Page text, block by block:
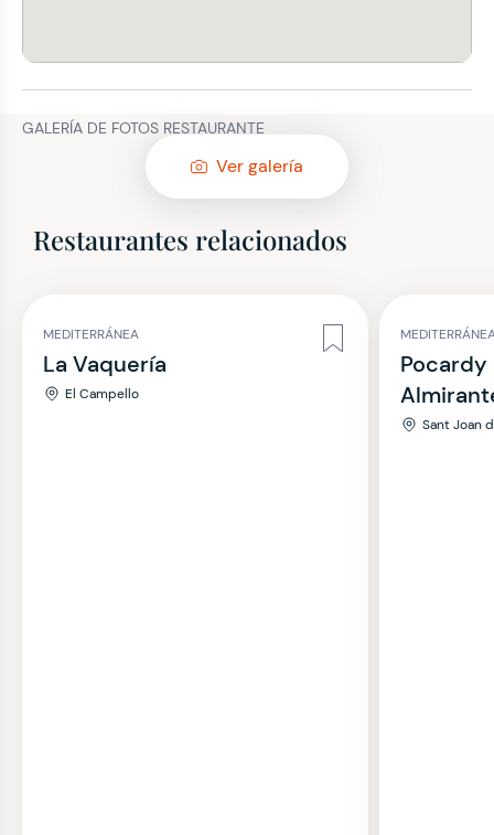
GALERÍA DE FOTOS RESTAURANTE
Ver galería
Restaurantes relacionados
MEDITERRÁNEA
La Vaquería
El Campello
Pocardy
Sant Joan